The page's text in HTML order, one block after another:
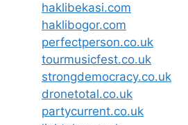
haklibekasi.com
haklibogor.com
perfectperson.co.uk
tourmusicfest.co.uk
strongdemocracy.co.uk
dronetotal.co.uk
partycurrent.co.uk